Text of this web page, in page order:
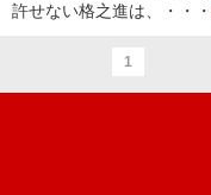
許せない格之進は、・・・
1